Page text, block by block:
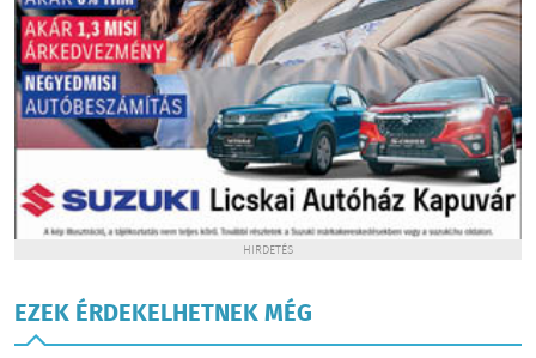
HIRDETÉS
EZEK ÉRDEKELHETNEK MÉG